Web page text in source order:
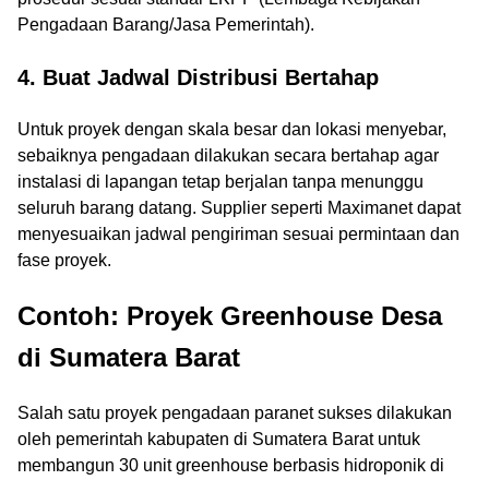
Pengadaan Barang/Jasa Pemerintah).
4. Buat Jadwal Distribusi Bertahap
Untuk proyek dengan skala besar dan lokasi menyebar,
sebaiknya pengadaan dilakukan secara bertahap agar
instalasi di lapangan tetap berjalan tanpa menunggu
seluruh barang datang. Supplier seperti Maximanet dapat
menyesuaikan jadwal pengiriman sesuai permintaan dan
fase proyek.
Contoh: Proyek Greenhouse Desa
di Sumatera Barat
Salah satu proyek pengadaan paranet sukses dilakukan
oleh pemerintah kabupaten di Sumatera Barat untuk
membangun 30 unit greenhouse berbasis hidroponik di